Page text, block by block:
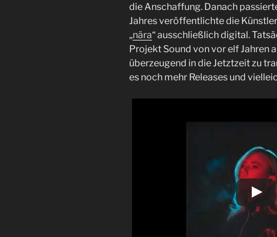
die Anschaffung. Danach
Jahres veröffentlichte die
„nära“ ausschließlich digital.
Projekt Sound von vor elf Jahren
überzeugend in die Jetztzeit zu
es noch mehr Releases und